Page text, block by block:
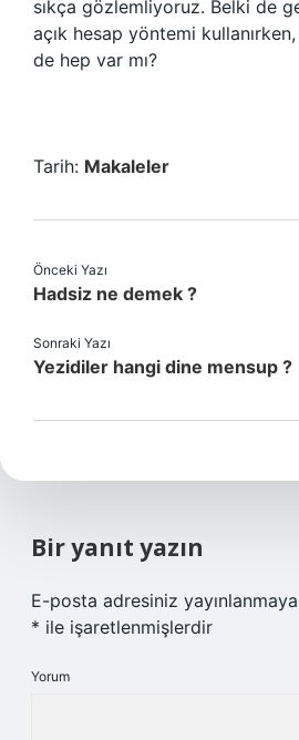
sıkça gözlemliyoruz. Belki de
açık hesap yöntemi
de hep var mı?
Tarih: Makaleler
Önceki Yazı
Hadsiz ne demek ?
Sonraki Yazı
Yezidiler hangi dine mensup ?
Bir yanıt yazın
E-posta adresiniz
* ile işaretlenmişlerdir
Yorum